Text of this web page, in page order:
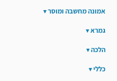
אמונה מחשבה ומוסר
גמרא
הלכה
כללי